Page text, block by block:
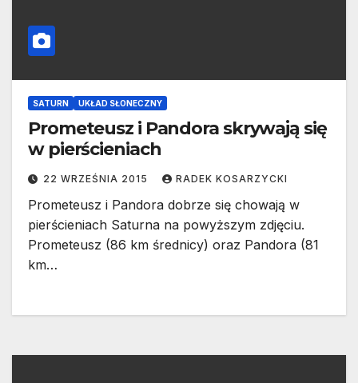
SATURN UKŁAD SŁONECZNY
Prometeusz i Pandora skrywają się
w pierścieniach
22 WRZEŚNIA 2015 RADEK KOSARZYCKI
Prometeusz i Pandora dobrze się chowają w
pierścieniach Saturna na powyższym zdjęciu.
Prometeusz (86 km średnicy) oraz Pandora (81
km…